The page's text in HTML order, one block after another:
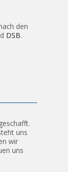
den
DSB.
uns
wir
uns